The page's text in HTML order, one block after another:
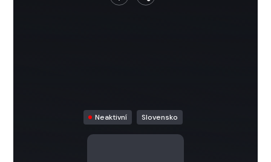
Neaktivní Slovensko